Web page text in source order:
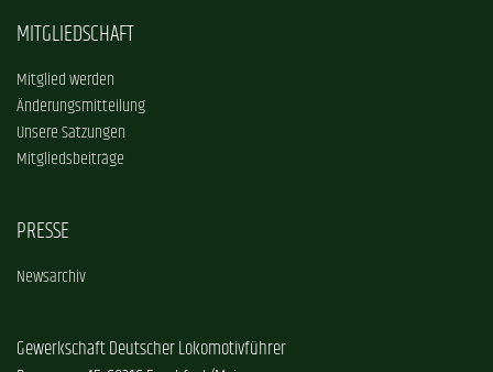
MITGLIEDSCHAFT
Mitglied werden
Änderungsmitteilung
Unsere Satzungen
Mitgliedsbeiträge
PRESSE
Newsarchiv
Gewerkschaft Deutscher Lokomotivführer